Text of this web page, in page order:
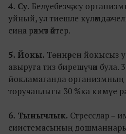
4. Су. Белүебезчә, су
уйный, ул тиешле күләмдә
сиңа рәхмәт әйтер.
5. Йокы. Төннәрен йокысыз
авыруга тиз бирешүчән була. 3
йокламаганда организмның
торучанлыгы 30 %ка кимүе
6. Тынычлык. Стресслар –
сиистемасының